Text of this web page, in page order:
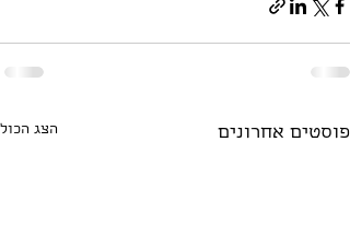
פוסטים אחרונים הצג הכול